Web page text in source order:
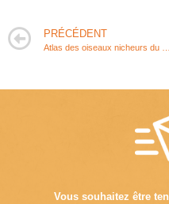
PRÉCÉDENT
Vous souhaitez être